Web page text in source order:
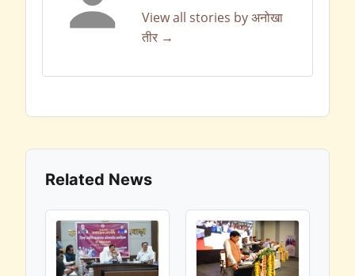
View all stories by अनोखा
तीर →
Related News